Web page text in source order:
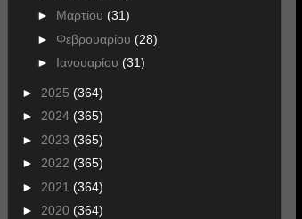
► Μαρτίου (31)
► Φεβρουαρίου (28)
► Ιανουαρίου (31)
► 2025 (364)
► 2024 (365)
► 2023 (365)
► 2022 (365)
► 2021 (364)
► 2020 (364)